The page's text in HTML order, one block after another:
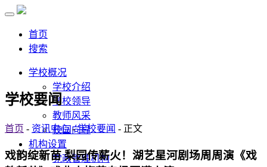
首页
搜索
学校概况
学校介绍
学校领导
教师风采
校园向导
机构设置
党政管理机构
学校要闻
首页 - 资讯中心-学校要闻 - 正文
戏韵绽新苗 梨园传薪火！湖艺星河剧场周周演《戏